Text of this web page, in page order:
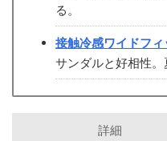
る。
接触冷感ワイドフ
サンダルと好相性
詳細